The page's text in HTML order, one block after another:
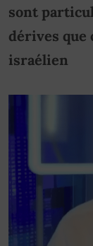
sont
dérives que
israélien